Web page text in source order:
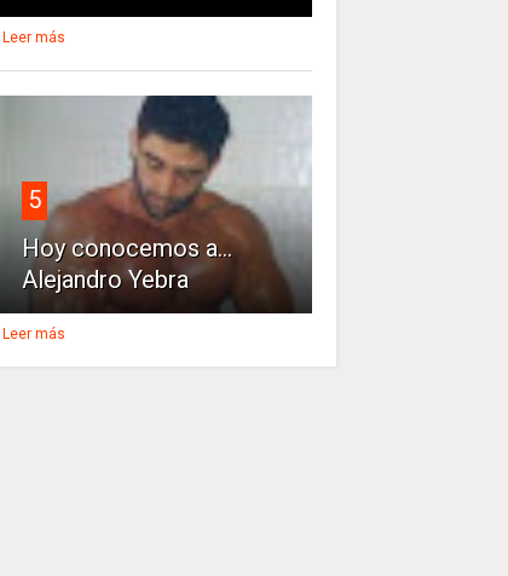
Leer más
5
Hoy conocemos a...
Alejandro Yebra
Leer más